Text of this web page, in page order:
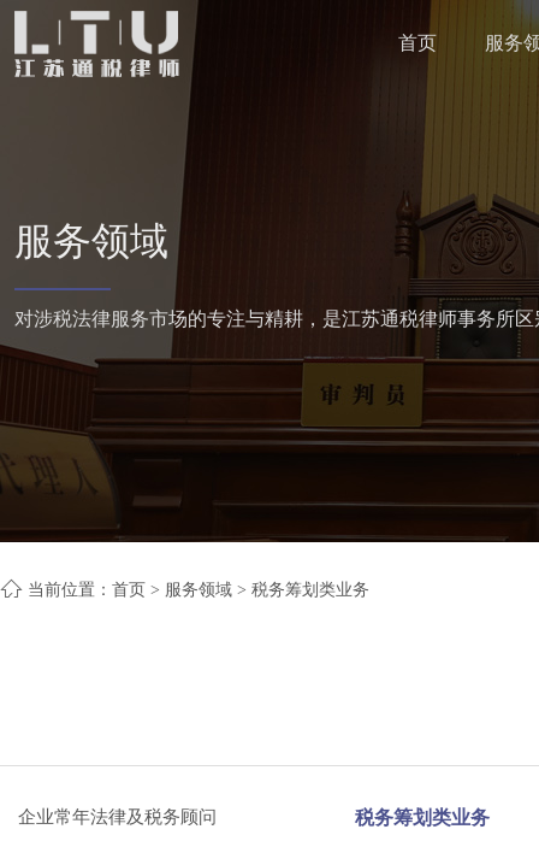
首页 服务
服务领域
对涉税法律服务市场的专注与精耕，是江苏通税律师事务所
当前位置： 首页 > 服务领域 > 税务筹划类业务
企业常年法律及税务顾问 税务筹划类业务